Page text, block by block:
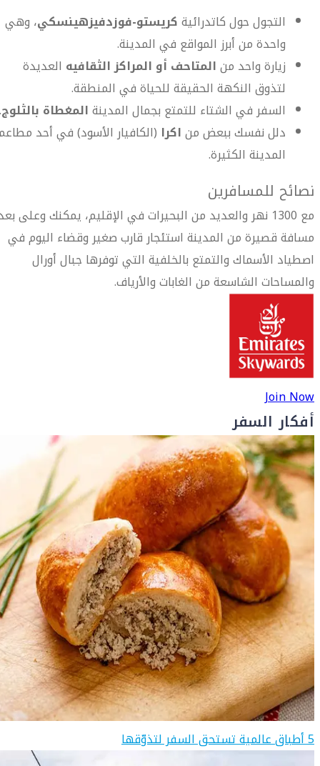
التجول حول كاتدرائيةكريستو-فوزدفيزهينسكي، وهي
واحدة من أبرز المواقع في المدينة.
زيارة واحد منالمتاحف أو المراكز الثقافيه العديدة
لتذوق النكهة الحقيقة للحياة في المنطقة.
السفر في الشتاء للتمتع بجمال المدينةالمغطاة بالثلوج.
دلل نفسك ببعض مناكرا (الكافيار الأسود) في أحد
المدينة الكثيرة.
نصائح للمسافرين
مع 1300 نهر والعديد من البحيرات في الإقليم، يمكنك وعلى
مسافة قصيرة من المدينة استئجار قارب صغير وقضاء اليوم في
اصطياد الأسماك والتمتع بالخلفية التي توفرها جبال أورال
والمساحات الشاسعة من الغابات والأرياف.
Join Now
أفكار السفر
5 أطباق عالمية تستحق السفر لتذوّقها